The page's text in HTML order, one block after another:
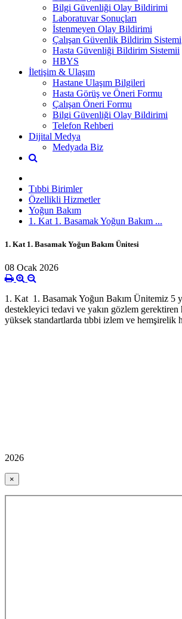
Bilgi Güvenliği Olay Bildirimi
Laboratuvar Sonuçları
İstenmeyen Olay Bildirimi
Çalışan Güvenlik Bildirim Sistemi
Hasta Güvenliği Bildirim Sistemii
HBYS
İletişim & Ulaşım
Hastane Ulaşım Bilgileri
Hasta Görüş ve Öneri Formu
Çalışan Öneri Formu
Bilgi Güvenliği Olay Bildirimi
Telefon Rehberi
Dijital Medya
Medyada Biz
Tıbbi Birimler
Özellikli Hizmetler
Yoğun Bakım
1. Kat 1. Basamak Yoğun Bakım ...
1. Kat 1. Basamak Yoğun Bakım Ünitesi
08 Ocak 2026
1. Kat 1. Basamak Yoğun Bakım Ünitemiz 5
destekleyici tedavi ve yakın gözlem gerektiren
yüksek standartlarda tıbbi izlem ve hemşirelik
2026
×